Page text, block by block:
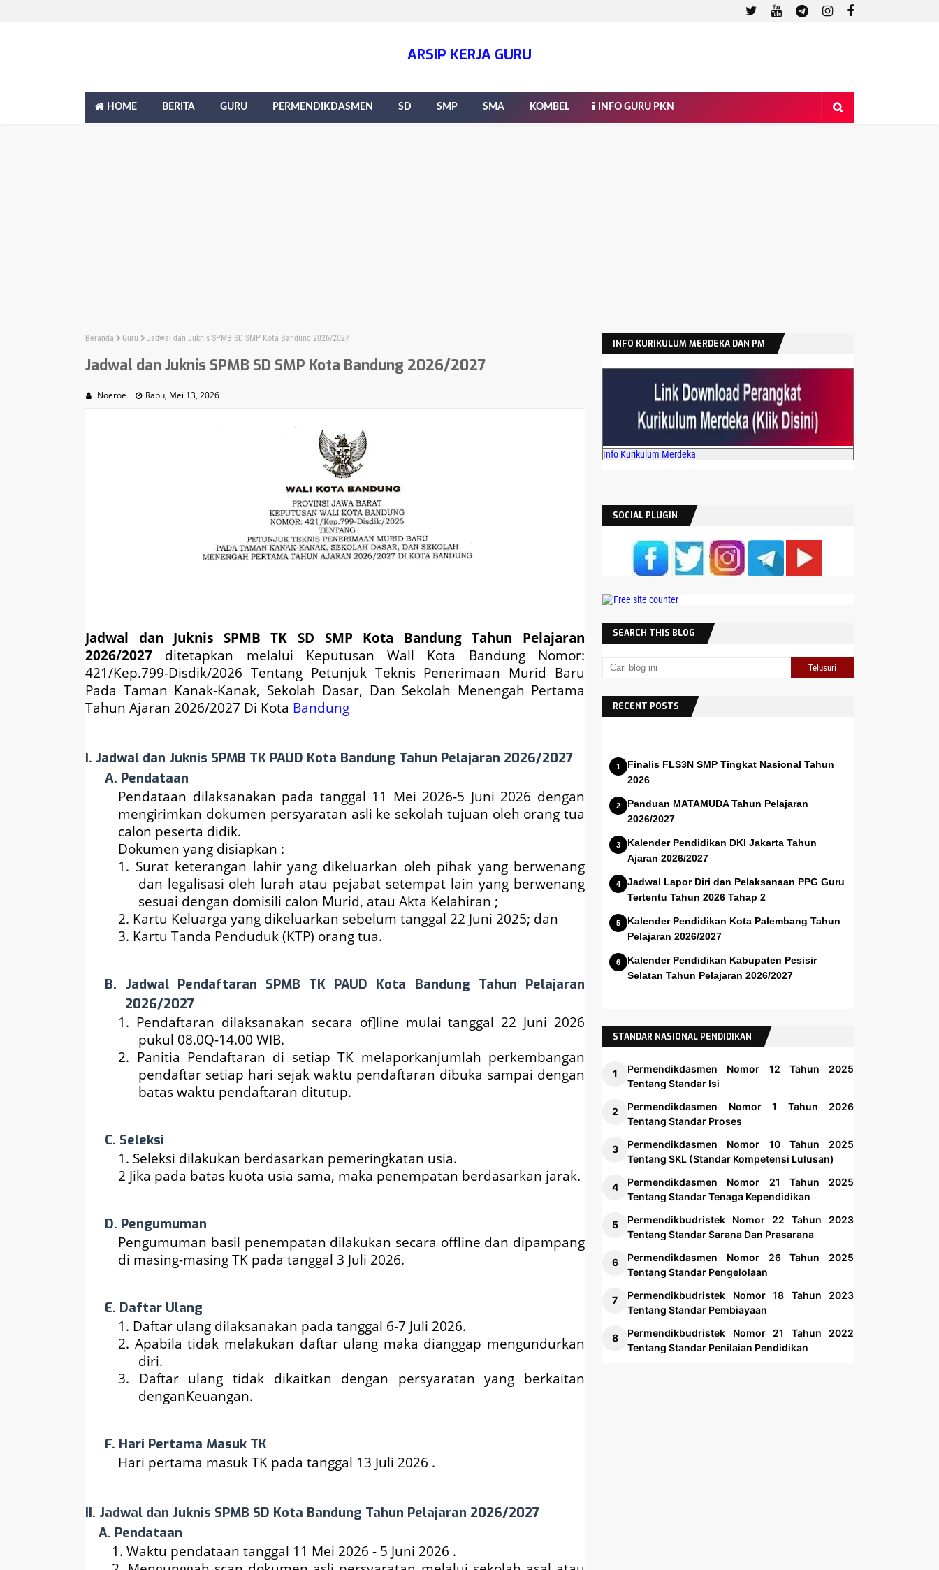
ARSIP KERJA GURU
HOME BERITA GURU PERMENDIKDASMEN SD SMP SMA KOMBEL INFO GURU PKN
Beranda Guru Jadwal dan Juknis SPMB SD SMP Kota Bandung 2026/2027
Jadwal dan Juknis SPMB SD SMP Kota Bandung 2026/2027
Noeroe Rabu, Mei 13, 2026
Jadwal dan Juknis SPMB TK SD SMP Kota Bandung Tahun Pelajaran
2026/2027 ditetapkan melalui Keputusan Wall Kota Bandung Nomor:
421/Kep.799-Disdik/2026 Tentang Petunjuk Teknis Penerimaan Murid Baru
Pada Taman Kanak-Kanak, Sekolah Dasar, Dan Sekolah Menengah Pertama
Tahun Ajaran 2026/2027 Di Kota Bandung
I. Jadwal dan Juknis SPMB TK PAUD Kota Bandung Tahun Pelajaran 2026/2027
A. Pendataan
Pendataan dilaksanakan pada tanggal 11 Mei 2026-5 Juni 2026 dengan
mengirimkan dokumen persyaratan asli ke sekolah tujuan oleh orang tua
calon peserta didik.
Dokumen yang disiapkan :
1. Surat keterangan lahir yang dikeluarkan oleh pihak yang berwenang
dan legalisasi oleh lurah atau pejabat setempat lain yang berwenang
sesuai dengan domisili calon Murid, atau Akta Kelahiran ;
2. Kartu Keluarga yang dikeluarkan sebelum tanggal 22 Juni 2025; dan
3. Kartu Tanda Penduduk (KTP) orang tua.
B. Jadwal Pendaftaran SPMB TK PAUD Kota Bandung Tahun Pelajaran
2026/2027
1. Pendaftaran dilaksanakan secara of]line mulai tanggal 22 Juni 2026
pukul 08.0Q-14.00 WIB.
2. Panitia Pendaftaran di setiap TK melaporkanjumlah perkembangan
pendaftar setiap hari sejak waktu pendaftaran dibuka sampai dengan
batas waktu pendaftaran ditutup.
C. Seleksi
1. Seleksi dilakukan berdasarkan pemeringkatan usia.
2 Jika pada batas kuota usia sama, maka penempatan berdasarkan jarak.
D. Pengumuman
Pengumuman basil penempatan dilakukan secara offline dan dipampang
di masing-masing TK pada tanggal 3 Juli 2026.
E. Daftar Ulang
1. Daftar ulang dilaksanakan pada tanggal 6-7 Juli 2026.
2. Apabila tidak melakukan daftar ulang maka dianggap mengundurkan
diri.
3. Daftar ulang tidak dikaitkan dengan persyaratan yang berkaitan
denganKeuangan.
F. Hari Pertama Masuk TK
Hari pertama masuk TK pada tanggal 13 Juli 2026 .
II. Jadwal dan Juknis SPMB SD Kota Bandung Tahun Pelajaran 2026/2027
A. Pendataan
1. Waktu pendataan tanggal 11 Mei 2026 - 5 Juni 2026 .
INFO KURIKULUM MERDEKA DAN PM
Info Kurikulum Merdeka
SOCIAL PLUGIN
SEARCH THIS BLOG
RECENT POSTS
Finalis FLS3N SMP Tingkat Nasional Tahun
2026
Panduan MATAMUDA Tahun Pelajaran
2026/2027
Kalender Pendidikan DKI Jakarta Tahun
Ajaran 2026/2027
Jadwal Lapor Diri dan Pelaksanaan PPG Guru
Tertentu Tahun 2026 Tahap 2
Kalender Pendidikan Kota Palembang Tahun
Pelajaran 2026/2027
Kalender Pendidikan Kabupaten Pesisir
Selatan Tahun Pelajaran 2026/2027
STANDAR NASIONAL PENDIDIKAN
Permendikdasmen Nomor 12 Tahun 2025
Tentang Standar Isi
Permendikdasmen Nomor 1 Tahun 2026
Tentang Standar Proses
Permendikdasmen Nomor 10 Tahun 2025
Tentang SKL (Standar Kompetensi Lulusan)
Permendikdasmen Nomor 21 Tahun 2025
Tentang Standar Tenaga Kependidikan
Permendikbudristek Nomor 22 Tahun 2023
Tentang Standar Sarana Dan Prasarana
Permendikdasmen Nomor 26 Tahun 2025
Tentang Standar Pengelolaan
Permendikbudristek Nomor 18 Tahun 2023
Tentang Standar Pembiayaan
Permendikbudristek Nomor 21 Tahun 2022
Tentang Standar Penilaian Pendidikan